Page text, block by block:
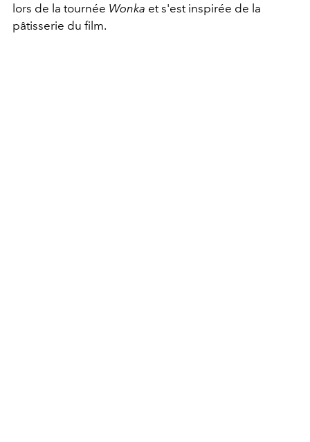
lors de la tournée Wonka et s'est inspirée de la
pâtisserie du film.